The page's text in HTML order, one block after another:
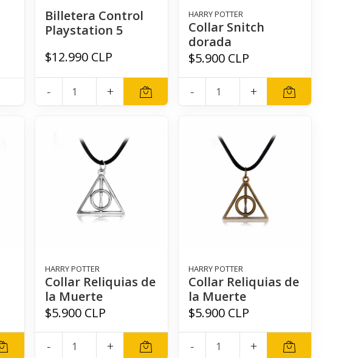
Billetera Control
Playstation 5
$12.990 CLP
- +
HARRY POTTER
Collar Snitch
dorada
$5.900 CLP
- +
HARRY POTTER
Collar Reliquias de
la Muerte
$5.900 CLP
- +
HARRY POTTER
Collar Reliquias de
la Muerte
$5.900 CLP
- +